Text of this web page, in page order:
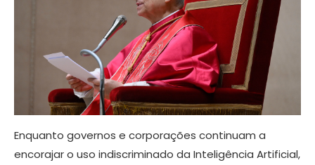
Enquanto governos e corporações continuam a
encorajar o uso indiscriminado da Inteligência Artificial,